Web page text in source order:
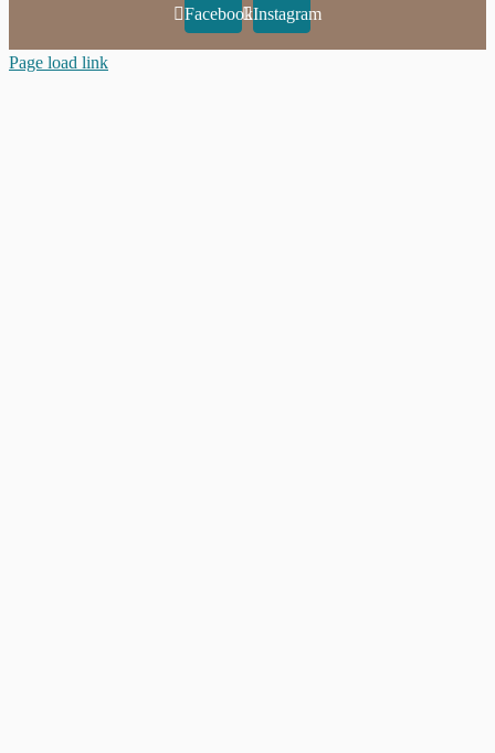
FacebookInstagram
Page load link